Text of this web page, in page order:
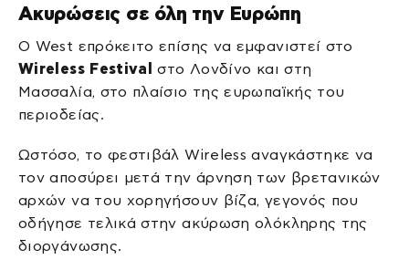
Ακυρώσεις σε όλη την Ευρώπη
Ο West επρόκειτο επίσης να εμφανιστεί στο
Wireless Festival
στο Λονδίνο και στη
Μασσαλία, στο πλαίσιο της ευρωπαϊκής του
περιοδείας.
Ωστόσο, το φεστιβάλ Wireless αναγκάστηκε να
τον αποσύρει μετά την άρνηση των βρετανικών
αρχών να του χορηγήσουν βίζα, γεγονός που
οδήγησε τελικά στην ακύρωση ολόκληρης της
διοργάνωσης.